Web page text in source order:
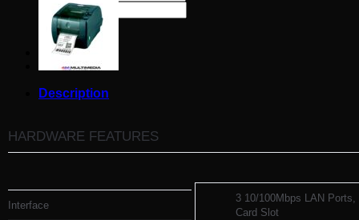
Search
for:
Description
HARDWARE FEATURES
Interface
3 10/100Mbps LAN
Card Slot